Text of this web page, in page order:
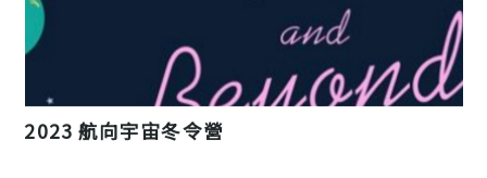
2023 航向宇宙冬令營